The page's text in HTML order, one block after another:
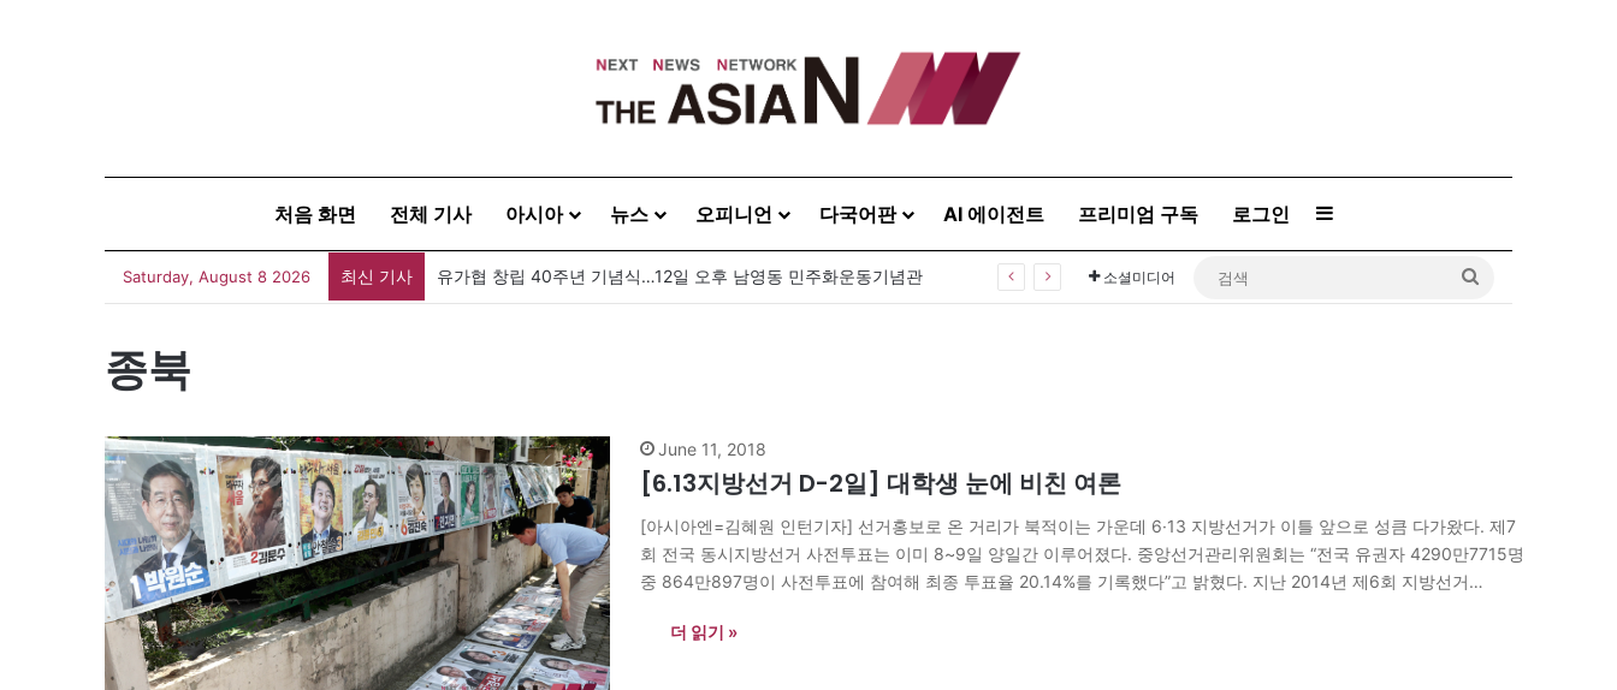
처음 화면 전체 기사 아시아 뉴스 오피니언 다국어판 AI 에이전트 프리미엄 구독 로그인 Sidebar
Saturday, August 8 2026 최신 기사 유가협 창립 40주년 기념식…12일 오후 남영동 민주화운동기념관 소셜미디어
종북
June 11, 2018
[6.13지방선거 D-2일] 대학생 눈에 비친 여론
[아시아엔=김혜원 인턴기자] 선거홍보로 온 거리가 북적이는 가운데 6·13 지방선거가 이틀 앞으로 성큼 다가왔다. 제7
회 전국 동시지방선거 사전투표는 이미 8~9일 양일간 이루어졌다. 중앙선거관리위원회는 “전국 유권자 4290만7715명
중 864만897명이 사전투표에 참여해 최종 투표율 20.14%를 기록했다”고 밝혔다. 지난 2014년 제6회 지방선거
더 읽기 »